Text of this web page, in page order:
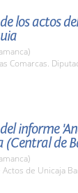
los actos
Comarcas.
informe
(Central de
Actos de Unicaja